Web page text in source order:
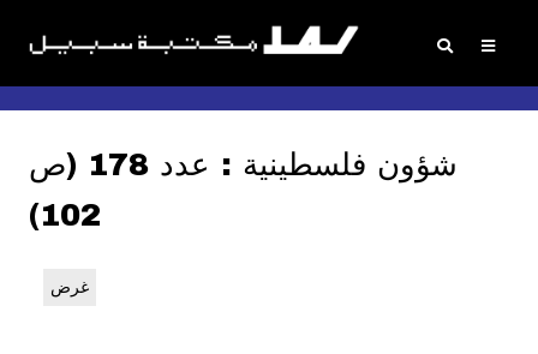
شؤون فلسطينية : عدد 178 (ص
102)
غرض